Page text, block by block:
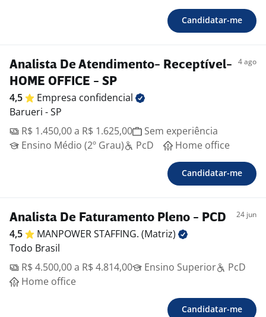
Candidatar-me
Analista De Atendimento- Receptível-
HOME OFFICE - SP
4 ago
4,5 Empresa confidencial
Barueri - SP
R$ 1.450,00 a R$ 1.625,00
Sem experiência
Ensino Médio (2º Grau)
PcD Home office
Candidatar-me
Analista De Faturamento Pleno - PCD 24 jun
4,5 MANPOWER STAFFING. (Matriz)
Todo Brasil
R$ 4.500,00 a R$ 4.814,00
Ensino Superior
PcD
Home office
Candidatar-me